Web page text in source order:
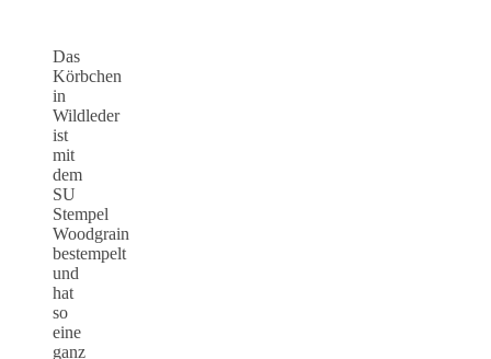
Das
Körbchen
in
Wildleder
ist
mit
dem
SU
Stempel
Woodgrain
bestempelt
und
hat
so
eine
ganz